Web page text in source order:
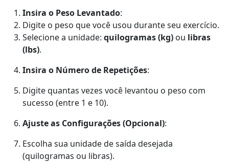
Insira o Peso Levantado:
Digite o peso que você usou durante seu exercício.
Selecione a unidade: quilogramas (kg) ou libras
(lbs).
Insira o Número de Repetições:
Digite quantas vezes você levantou o peso com
sucesso (entre 1 e 10).
Ajuste as Configurações (Opcional):
Escolha sua unidade de saída desejada
(quilogramas ou libras).